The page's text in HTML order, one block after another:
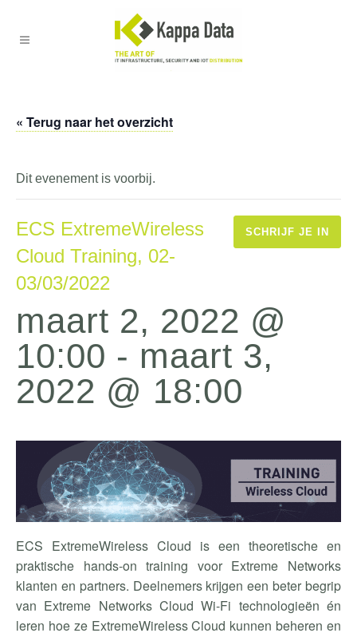
« Terug naar het overzicht
Dit evenement is voorbij.
SCHRIJF JE IN
ECS ExtremeWireless
Cloud Training, 02-
03/03/2022
maart 2, 2022 @
10:00 - maart 3,
2022 @ 18:00
ECS ExtremeWireless Cloud is een theoretische en
praktische hands-on training voor Extreme Networks
klanten en partners. Deelnemers krijgen een beter begrip
van Extreme Networks Cloud Wi-Fi technologieën én
leren hoe ze ExtremeWireless Cloud kunnen beheren en